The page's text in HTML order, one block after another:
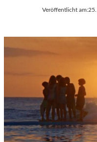
Veröffentlicht am: